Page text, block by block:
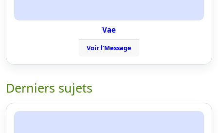
Vae
Voir l'Message
Derniers sujets